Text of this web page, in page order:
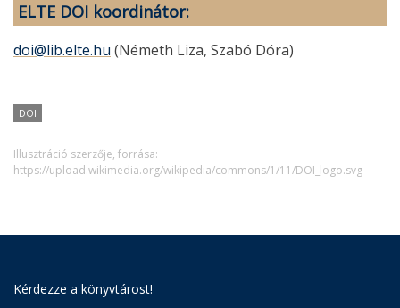
ELTE DOI koordinátor:
doi@lib.elte.hu (Németh Liza, Szabó Dóra)
DOI
Illusztráció szerzője, forrása:
https://upload.wikimedia.org/wikipedia/commons/1/11/DOI_logo.svg
Kérdezze a könyvtárost!